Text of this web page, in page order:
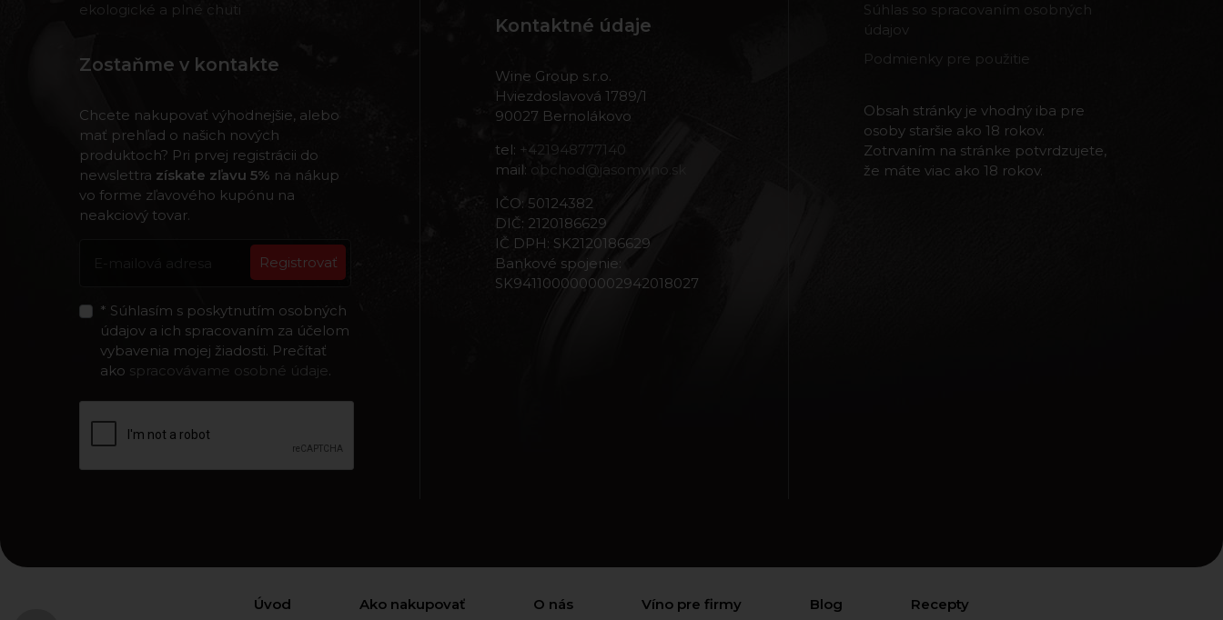
ekologické a plné chuti
Zostaňme v kontakte
Chcete nakupovať výhodnejšie, alebo
mať prehľad o našich nových
produktoch? Pri prvej registrácii do
newslettra získate zľavu 5% na nákup
vo forme zľavového kupónu na
neakciový tovar.
Registrovať
* Súhlasím s poskytnutím osobných
údajov a ich spracovaním za účelom
vybavenia mojej žiadosti. Prečítať
ako spracovávame osobné údaje.
Kontaktné údaje
Wine Group s.r.o.
Hviezdoslavová 1789/1
90027 Bernolákovo
tel: +421948777140
mail: obchod@jasomvino.sk
IČO: 50124382
DIČ: 2120186629
IČ DPH: SK2120186629
Bankové spojenie:
SK9411000000002942018027
Súhlas so spracovaním osobných
údajov
Podmienky pre použitie
Obsah stránky je vhodný iba pre
osoby staršie ako 18 rokov.
Zotrvaním na stránke potvrdzujete,
že máte viac ako 18 rokov.
Úvod Ako nakupovať O nás Víno pre firmy Blog Recepty